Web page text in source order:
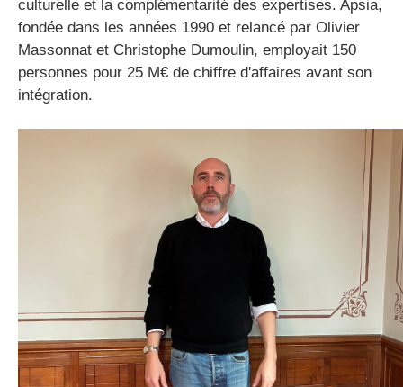
culturelle et la complémentarité des expertises. Apsia,
fondée dans les années 1990 et relancé par Olivier
Massonnat et Christophe Dumoulin, employait 150
personnes pour 25 M€ de chiffre d'affaires avant son
intégration.